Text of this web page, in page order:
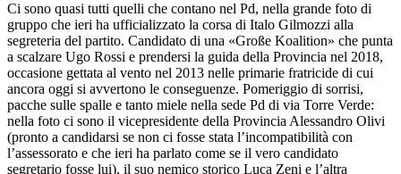
Ci sono quasi tutti quelli che contano nel Pd, nella grande foto di
gruppo che ieri ha ufficializzato la corsa di Italo Gilmozzi alla
segreteria del partito. Candidato di una «Große Koalition» che punta
a scalzare Ugo Rossi e prendersi la guida della Provincia nel 2018,
occasione gettata al vento nel 2013 nelle primarie fratricide di cui
ancora oggi si avvertono le conseguenze. Pomeriggio di sorrisi,
pacche sulle spalle e tanto miele nella sede Pd di via Torre Verde:
nella foto ci sono il vicepresidente della Provincia Alessandro Olivi
(pronto a candidarsi se non ci fosse stata l’incompatibilità con
l’assessorato e che ieri ha parlato come se il vero candidato
segretario fosse lui), il suo nemico storico Luca Zeni e l’altra